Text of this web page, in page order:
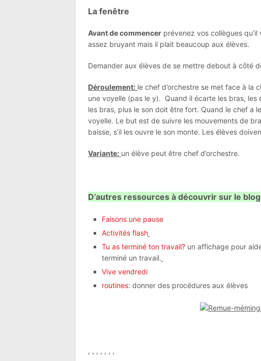
La fenêtre
Avant de commencer prévenez vos collègues
assez bruyant mais il plait beaucoup aux élèves.
Demander aux élèves de se mettre debout à côté
Déroulement: le chef d’orchestre se met face à la
une voyelle (pas le y). Quand il écarte les bras,
les bras, plus le son doit être fort. Quand le chef a
voyelle. Le but est de suivre les mouvements de
baisse, s’il les ouvre le son monte. Les élèves
Variante: un élève peut être chef d’orchestre.
D’autres ressources à découvrir sur le blog
Faisons une pause
Activités flash
Tu as terminé ton travail?un affichage pour
terminé un travail.
Vive vendredi
routines: donner des procédures aux élèves
, , , , , , ,